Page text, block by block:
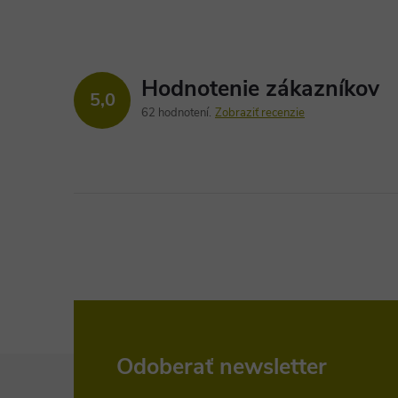
5,0 Hodnotenie zákazníkov
62 hodnotení Zobraziť recenzie
Odoberať newsletter